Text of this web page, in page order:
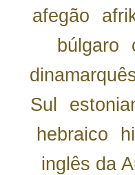
afegão
búlgaro
Sul
hebraico
inglês da